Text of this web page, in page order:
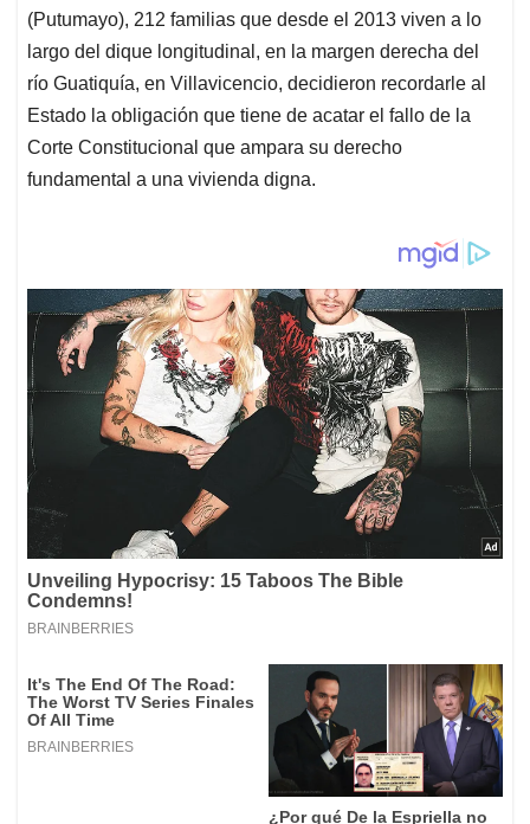
(Putumayo), 212 familias que desde el 2013 viven a lo
largo del dique longitudinal, en la margen derecha del
río Guatiquía, en Villavicencio, decidieron recordarle al
Estado la obligación que tiene de acatar el fallo de la
Corte Constitucional que ampara su derecho
fundamental a una vivienda digna.